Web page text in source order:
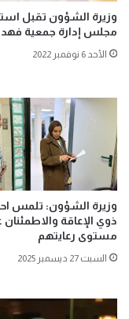
وزيرة الشؤون تقبل
مجلس إدارة جمعية فهد
الأحد 6 نوفمبر 2022
وزيرة الشؤون: تلمس
ذوي الإعاقة والاطمئنان
مستوى رعايتهم
السبت 27 ديسمبر 2025